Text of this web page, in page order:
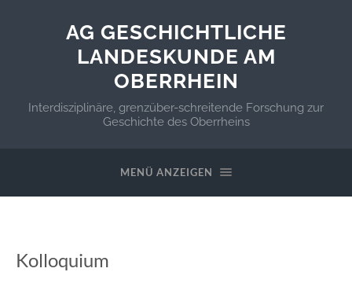
AG GESCHICHTLICHE
LANDESKUNDE AM
OBERRHEIN
Interdisziplinäre, grenzüber-schreitende Forschung zur
Geschichte des Oberrheins
MENÜ ANZEIGEN
Kolloquium